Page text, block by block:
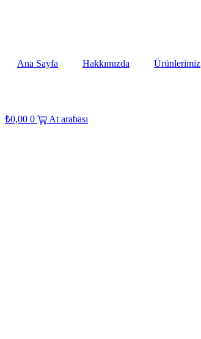
Ana Sayfa Hakkımızda Ürünlerimiz
₺0,00 0 At arabası